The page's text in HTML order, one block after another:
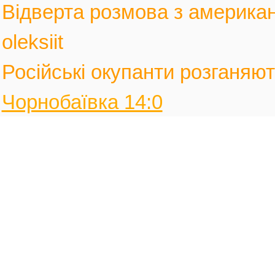
Відверта розмова з
oleksiit
Російські окупанти
Чорнобаївка 14:0